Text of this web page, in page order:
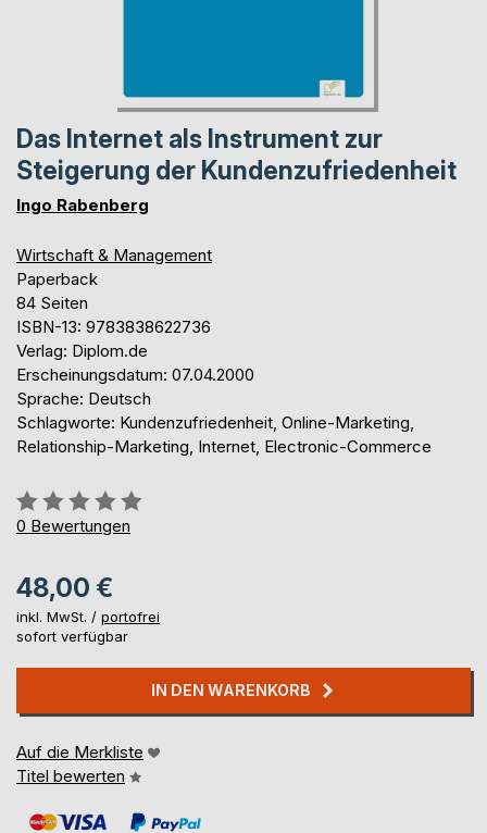
Das Internet als Instrument zur
Steigerung der Kundenzufriedenheit
Ingo Rabenberg
Wirtschaft & Management
Paperback
84 Seiten
ISBN-13: 9783838622736
Verlag: Diplom.de
Erscheinungsdatum: 07.04.2000
Sprache: Deutsch
Schlagworte: Kundenzufriedenheit, Online-Marketing,
Relationship-Marketing, Internet, Electronic-Commerce
Bewertung::
0%
0 Bewertungen
48,00 €
inkl. MwSt. / portofrei
sofort verfügbar
IN DEN WARENKORB
Auf die Merkliste
Titel bewerten